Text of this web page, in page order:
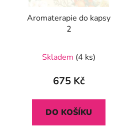
Aromaterapie do kapsy
2
Skladem (4 ks)
675 Kč
DO KOŠÍKU